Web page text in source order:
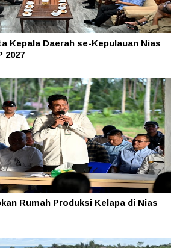
Kepala Daerah se-Kepulauan Nias
2027
Rumah Produksi Kelapa di Nias